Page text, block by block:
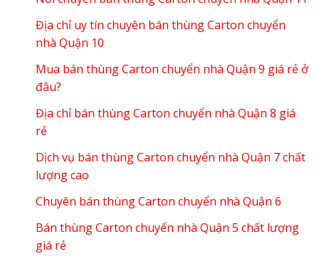
Địa chỉ uy tín chuyên bán thùng Carton chuyển
nhà Quận 10
Mua bán thùng Carton chuyển nhà Quận 9 giá rẻ ở
đâu?
Địa chỉ bán thùng Carton chuyển nhà Quận 8 giá
rẻ
Dịch vụ bán thùng Carton chuyển nhà Quận 7 chất
lượng cao
Chuyên bán thùng Carton chuyển nhà Quận 6
Bán thùng Carton chuyển nhà Quận 5 chất lượng
giá rẻ